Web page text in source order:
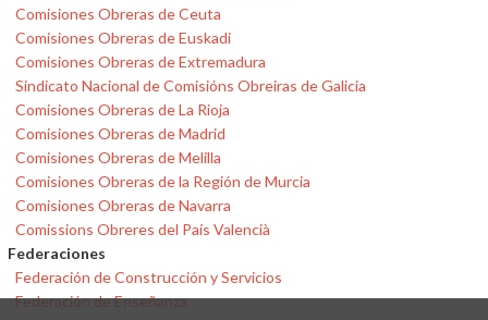
Comisiones Obreras de Ceuta
Comisiones Obreras de Euskadi
Comisiones Obreras de Extremadura
Sindicato Nacional de Comisións Obreiras de Galicia
Comisiones Obreras de La Rioja
Comisiones Obreras de Madrid
Comisiones Obreras de Melilla
Comisiones Obreras de la Región de Murcia
Comisiones Obreras de Navarra
Comissions Obreres del País Valencià
Federaciones
Federación de Construcción y Servicios
Federación de Enseñanza